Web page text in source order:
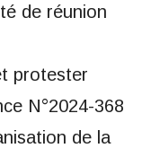
de réunion
protester
N°2024-368
de la